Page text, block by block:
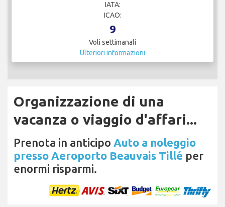
IATA:
ICAO:
9
Voli settimanali
Ulteriori informazioni
Organizzazione di una
vacanza o viaggio d'affari...
Prenota in anticipo Auto a noleggio
presso Aeroporto Beauvais Tillé per
enormi risparmi.